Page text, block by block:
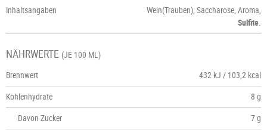
Inhaltsangaben
Wein(Trauben), Saccharose, Aroma,
Sulfite.
NÄHRWERTE (JE 100 ML)
Brennwert
432 kJ / 103,2 kcal
Kohlenhydrate
8 g
Davon Zucker
7 g